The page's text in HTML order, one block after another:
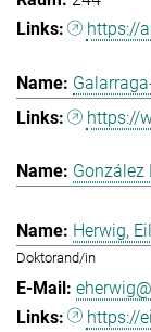
https://
https://
González
Herwig,
Doktorand/in
https://